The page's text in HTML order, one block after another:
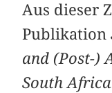
Aus dieser
Publikation
and (Post-)
South Africa